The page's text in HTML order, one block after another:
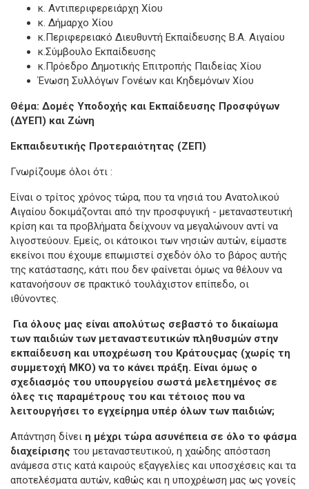
κ. Αντιπεριφερειάρχη Χίου
κ. Δήμαρχο Χίου
κ.Περιφερειακό Διευθυντή Εκπαίδευσης Β.Α. Αιγαίου
κ.Σύμβουλο Εκπαίδευσης
κ.Πρόεδρο Δημοτικής Επιτροπής Παιδείας Χίου
Ένωση Συλλόγων Γονέων και Κηδεμόνων Χίου
Θέμα: Δομές Υποδοχής και Εκπαίδευσης Προσφύγων
(ΔΥΕΠ) και Ζώνη
Εκπαιδευτικής Προτεραιότητας (ΖΕΠ)
Γνωρίζουμε όλοι ότι :
Είναι ο τρίτος χρόνος τώρα, που τα νησιά του Ανατολικού
Αιγαίου δοκιμάζονται από την προσφυγική - μεταναστευτική
κρίση και τα προβλήματα δείχνουν να μεγαλώνουν αντί να
λιγοστεύουν. Εμείς, οι κάτοικοι των νησιών αυτών, είμαστε
εκείνοι που έχουμε επωμιστεί σχεδόν όλο το βάρος αυτής
της κατάστασης, κάτι που δεν φαίνεται όμως να θέλουν να
κατανοήσουν σε πρακτικό τουλάχιστον επίπεδο, οι
ιθύνοντες.
Για όλους μας είναι απολύτως σεβαστό το δικαίωμα
των παιδιών των μεταναστευτικών πληθυσμών στην
εκπαίδευση και υποχρέωση του Κράτουςμας (χωρίς τη
συμμετοχή ΜΚΟ) να το κάνει πράξη. Είναι όμως ο
σχεδιασμός του υπουργείου σωστά μελετημένος σε
όλες τις παραμέτρους του και τέτοιος που να
λειτουργήσει το εγχείρημα υπέρ όλων των παιδιών;
Απάντηση δίνει η μέχρι τώρα ασυνέπεια σε όλο το φάσμα
διαχείρισης του μεταναστευτικού, η χαώδης απόσταση
ανάμεσα στις κατά καιρούς εξαγγελίες και υποσχέσεις και τα
αποτελέσματα αυτών, καθώς και η υποχρέωση μας ως γονείς